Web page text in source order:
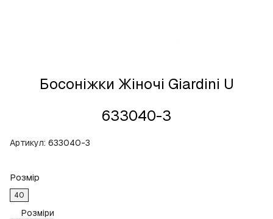
Босоніжки Жіночі Giardini U
633040-3
Артикул: 633040-3
Розмір
40
Розміри